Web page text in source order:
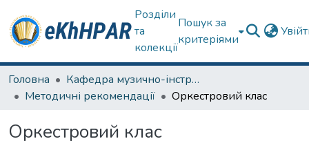
Розділи
та
колекції
Пошук за
критеріями
Головна
Кафедра музично-інструментальної підготовки вчителя
Методичні рекомендації
Оркестровий клас
Оркестровий клас